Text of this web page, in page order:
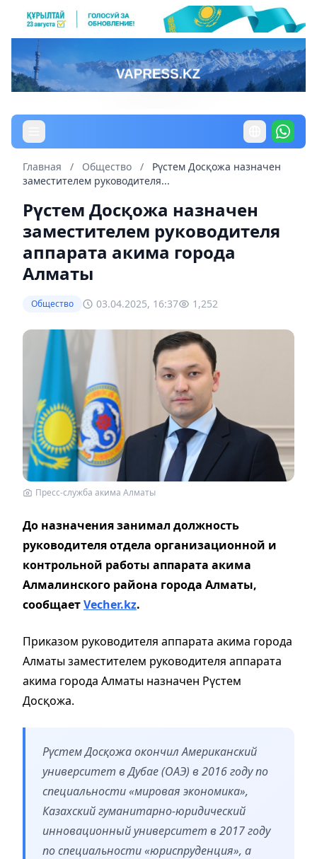
Главная / Общество /
Рүстем Досқожа назначен
заместителем руководителя...
Рүстем Досқожа назначен
заместителем руководителя
аппарата акима города
Алматы
Общество 03.04.2025, 16:37 1,252
Пресс-служба акима Алматы
До назначения занимал должность
руководителя отдела организационной и
контрольной работы аппарата акима
Алмалинского района города Алматы,
сообщаетVecher.kz.
Приказом руководителя аппарата акима города
Алматы заместителем руководителя аппарата
акима города Алматы назначен Рүстем
Досқожа.
Рүстем Досқожа окончил Американский
университет в Дубае (ОАЭ) в 2016 году по
специальности «мировая экономика»,
Казахский гуманитарно-юридический
инновационный университет в 2017 году
по специальности «юриспруденция», а